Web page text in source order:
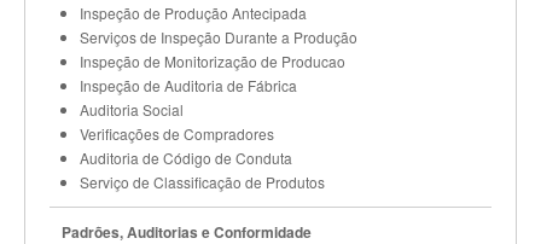
Inspeção de Produção Antecipada
Serviços de Inspeção Durante a Produção
Inspeção de Monitorização de Producao
Inspeção de Auditoria de Fábrica
Auditoria Social
Verificações de Compradores
Auditoria de Código de Conduta
Serviço de Classificação de Produtos
Padrões, Auditorias e Conformidade